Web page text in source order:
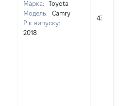
Марка:
Toyota
Модель:
Camry
Рік випуску:
2018
432000